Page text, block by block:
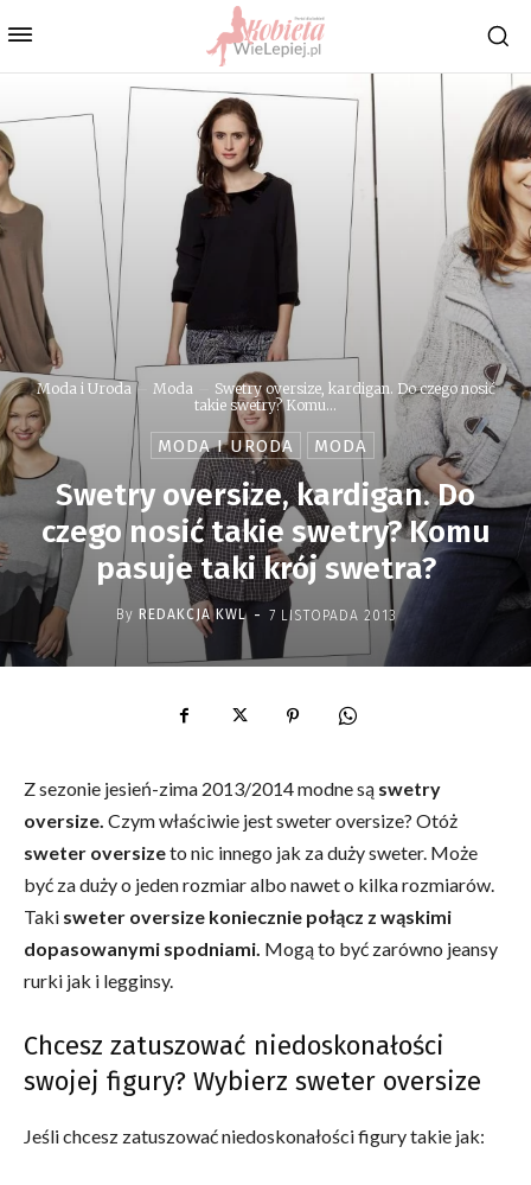
Moda i Uroda Moda
Swetry oversize, kardigan. Do czego nosić
takie swetry? Komu...
MODA I URODA MODA
Swetry oversize, kardigan. Do
czego nosić takie swetry? Komu
pasuje taki krój swetra?
By REDAKCJA KWL - 7 LISTOPADA 2013
Z sezonie jesień-zima 2013/2014 modne są swetry
oversize. Czym właściwie jest sweter oversize? Otóż
sweter oversizeto nic innego jak za duży sweter. Może
być za duży o jeden rozmiar albo nawet o kilka rozmiarów.
Taki sweter oversize koniecznie połącz z wąskimi
dopasowanymi spodniami. Mogą to być zarówno jeansy
rurki jak i legginsy.
Chcesz zatuszować niedoskonałości
swojej figury? Wybierz sweter oversize
Jeśli chcesz zatuszować niedoskonałości figury takie jak: